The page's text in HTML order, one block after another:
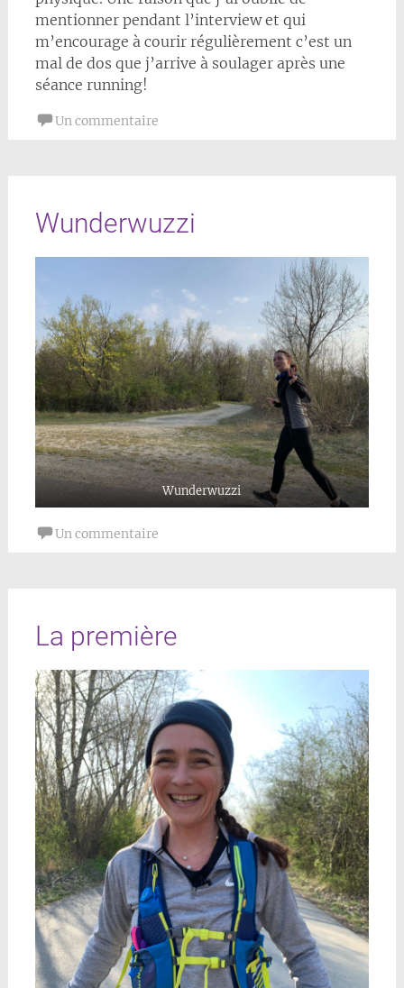
mentionner pendant l’interview et qui
m’encourage à courir régulièrement c’est un
mal de dos que j’arrive à soulager après une
séance running!
Un commentaire
Wunderwuzzi
Wunderwuzzi
Un commentaire
La première